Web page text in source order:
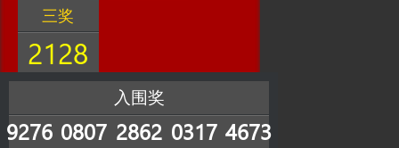
三奖
2128
入围奖
9276 0807 2862 0317 4673